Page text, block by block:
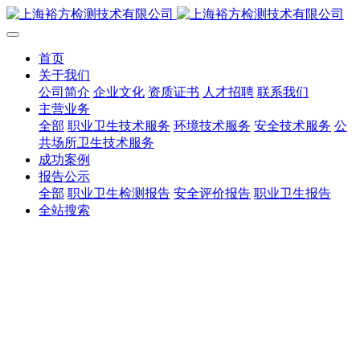
首页
关于我们
公司简介 企业文化 资质证书 人才招聘 联系我们
主营业务
全部 职业卫生技术服务 环境技术服务 安全技术服务 公
共场所卫生技术服务
成功案例
报告公示
全部 职业卫生检测报告 安全评价报告 职业卫生报告
全站搜索